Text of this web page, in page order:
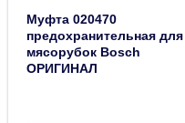
Муфта 020470
предохранительная для
мясорубок Bosch
ОРИГИНАЛ